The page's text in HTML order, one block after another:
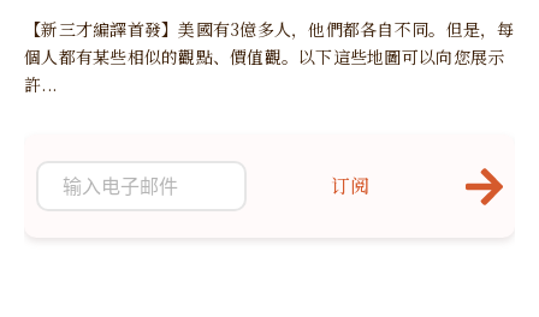
【新三才編譯首發】美國有3億多人，他們都各自不同。但是，每
個人都有某些相似的觀點、價值觀。以下這些地圖可以向您展示
許...
订阅